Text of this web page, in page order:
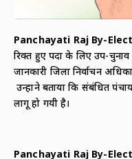
Panchayati Raj By-
रिक्त हुए पदों के लिए उप-
जानकारी जिला निर्वाचन
उन्होंने बताया कि संबंधित
लागू हो गयी है।
Panchayati Raj By-